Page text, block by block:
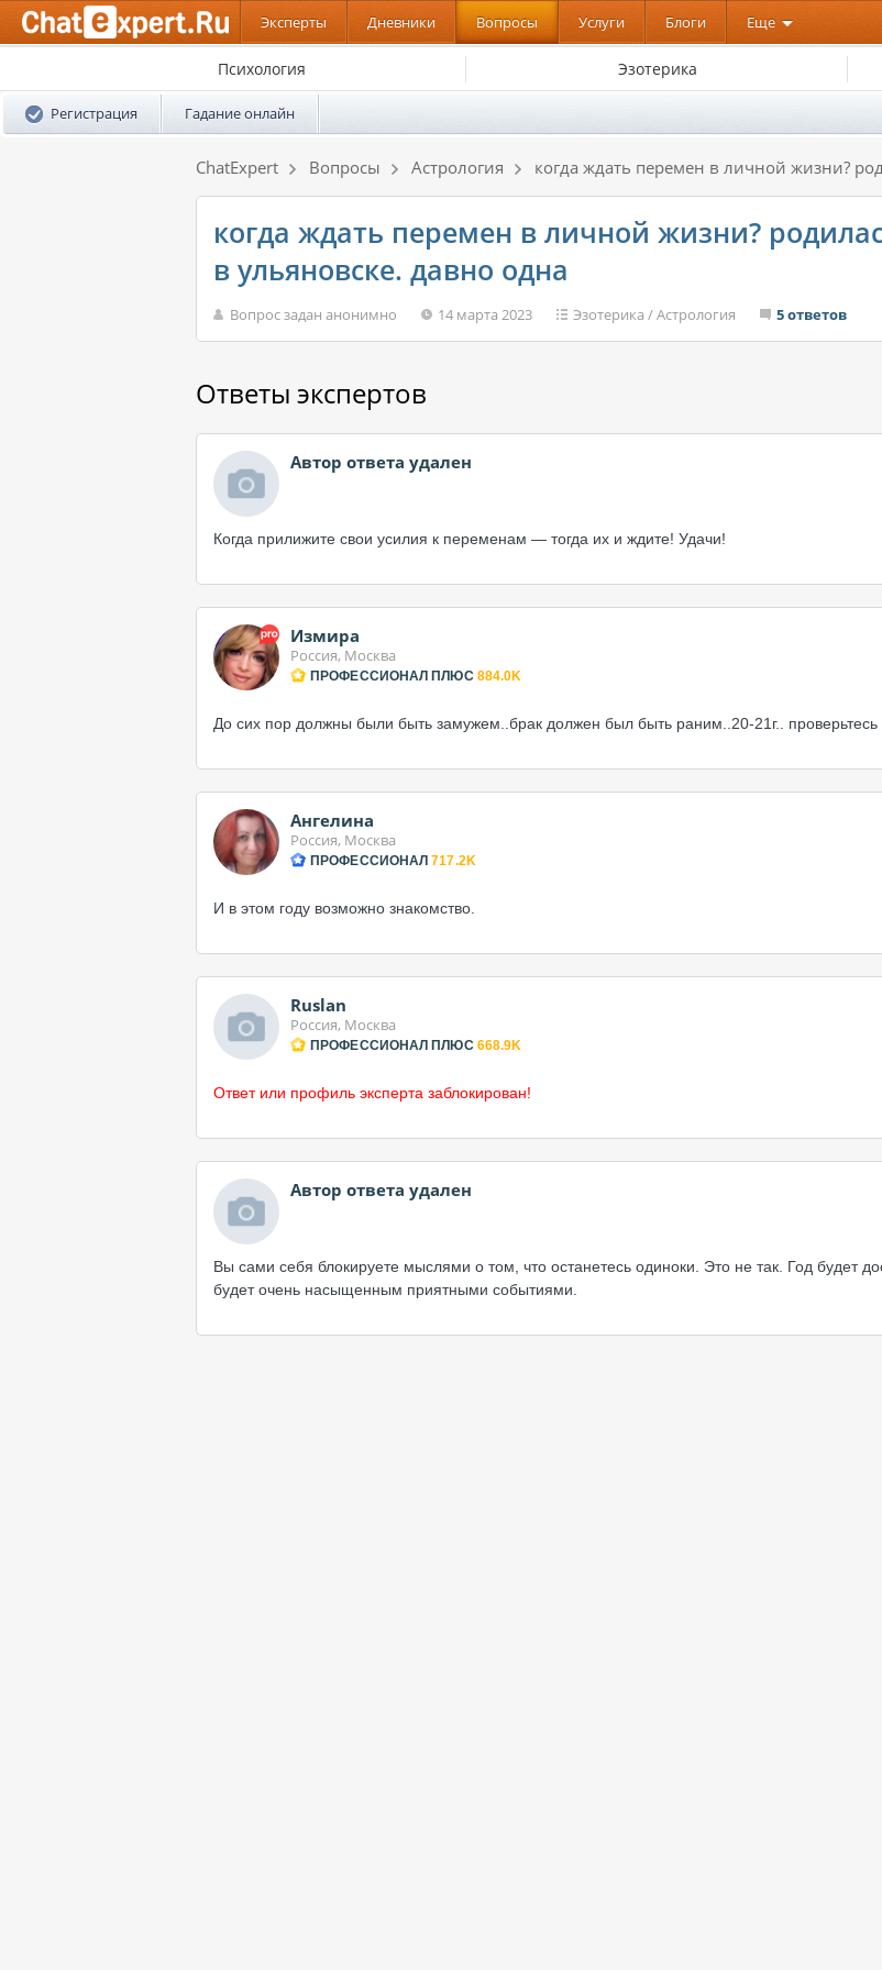
Эксперты Дневники Вопросы Услуги Блоги Еще
Психология Эзотерика
Регистрация Гадание онлайн
ChatExpert Вопросы Астрология когда ждать перемен в личной жизни?
когда ждать перемен в личной жизни?
в ульяновске. давно одна
Вопрос задан анонимно 14 марта 2023 Эзотерика /Астрология 5 ответов
Ответы экспертов
Автор ответа удален
Когда прилижите свои усилия к переменам — тогда их и ждите! Удачи!
Измира
Россия, Москва
ПРОФЕССИОНАЛ ПЛЮС 884.0K
До сих пор должны были быть замужем..брак должен был быть раним..20-21г.. проверьтесь
Ангелина
Россия, Москва
ПРОФЕССИОНАЛ 717.2K
И в этом году возможно знакомство.
Ruslan
Россия, Москва
ПРОФЕССИОНАЛ ПЛЮС 668.9K
Ответ или профиль эксперта заблокирован!
Автор ответа удален
Вы сами себя блокируете мыслями о том, что останетесь одиноки. Это не так. Год будет
будет очень насыщенным приятными событиями.